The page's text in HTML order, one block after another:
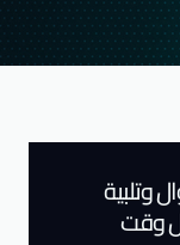
وتلبية
وقت